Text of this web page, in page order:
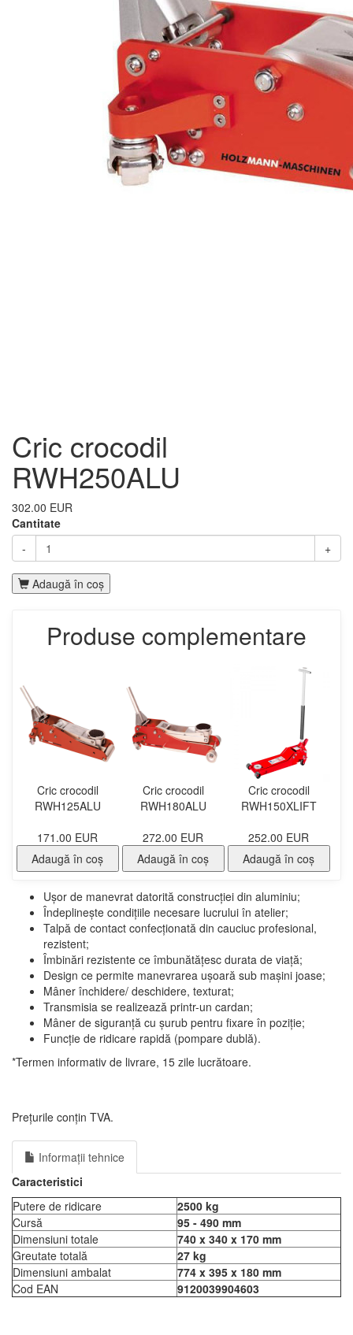
Cric crocodil
RWH250ALU
302.00 EUR
Cantitate
-
+
Adaugă în coş
Produse complementare
Cric crocodil
RWH125ALU
171.00 EUR
Adaugă în coş
Cric crocodil
RWH180ALU
272.00 EUR
Adaugă în coş
Cric crocodil
RWH150XLIFT
252.00 EUR
Adaugă în coş
Ușor de manevrat datorită construcției din aluminiu;
Îndeplinește condițiile necesare lucrului în atelier;
Talpă de contact confecționată din cauciuc profesional,
rezistent;
Îmbinări rezistente ce îmbunătățesc durata de viață;
Design ce permite manevrarea ușoară sub mașini joase;
Mâner închidere/ deschidere, texturat;
Transmisia se realizează printr-un cardan;
Mâner de siguranță cu șurub pentru fixare în poziție;
Funcție de ridicare rapidă (pompare dublă).
*Termen informativ de livrare, 15 zile lucrătoare.
Prețurile conțin TVA.
Informații tehnice
Caracteristici
Putere de ridicare
2500 kg
Cursă
95 - 490 mm
Dimensiuni totale
740 x 340 x 170 mm
Greutate totală
27 kg
Dimensiuni ambalat
774 x 395 x 180 mm
Cod EAN
9120039904603